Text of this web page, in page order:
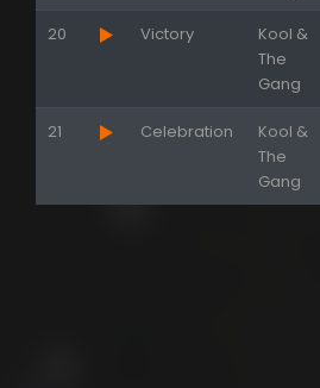
20 Victory
Kool &
The
Gang
21 Celebration
Kool &
The
Gang